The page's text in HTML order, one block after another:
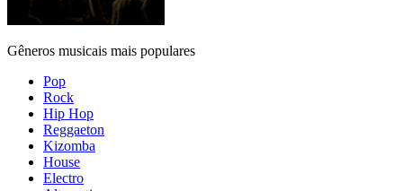
Gêneros musicais mais populares
Pop
Rock
Hip Hop
Reggaeton
Kizomba
House
Electro